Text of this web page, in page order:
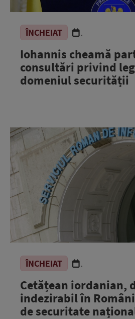
ÎNCHEIAT .
Iohannis cheamă
consultări privind
domeniul securității
ÎNCHEIAT .
Cetățean iordanian,
indezirabil în
de securitate